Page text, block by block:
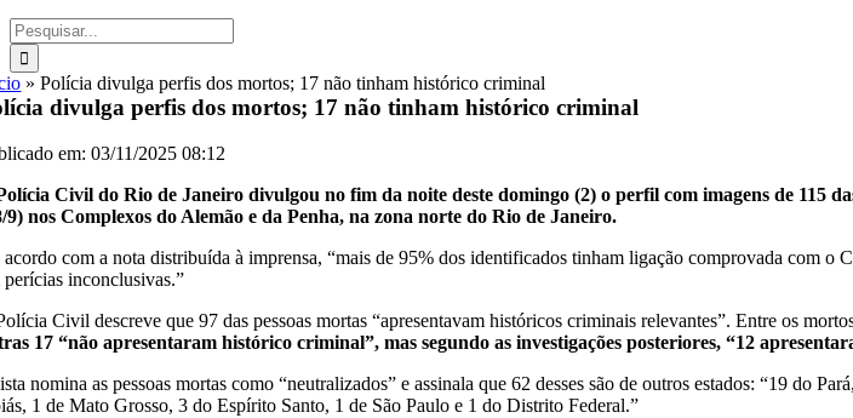
Buscar
resultados
para:
»Polícia divulga perfis dos mortos; 17 não tinham histórico criminal
divulga perfis dos mortos; 17 não tinham histórico criminal
em: 03/11/2025 08:12
Civil do Rio de Janeiro divulgou no fim da noite deste domingo (2) o perfil com imagens de 115
9) nos Complexos do Alemão e da Penha, na zona norte do Rio de Janeiro.
acordo com a nota distribuída à imprensa, “mais de 95% dos identificados tinham ligação comprovada com o
perícias inconclusivas.”
Civil descreve que 97 das pessoas mortas “apresentavam históricos criminais relevantes”. Entre os
17 “não apresentaram histórico criminal”, mas segundo as investigações posteriores, “12
nomina as pessoas mortas como “neutralizados” e assinala que 62 desses são de outros estados: “19 do
1 de Mato Grosso, 3 do Espírito Santo, 1 de São Paulo e 1 do Distrito Federal.”